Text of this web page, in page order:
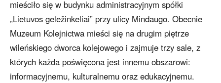
mieściło się w budynku administracyjnym spółki
„Lietuvos geležinkeliai” przy ulicy Mindaugo. Obecnie
Muzeum Kolejnictwa mieści się na drugim piętrze
wileńskiego dworca kolejowego i zajmuje trzy sale, z
których każda poświęcona jest innemu obszarowi:
informacyjnemu, kulturalnemu oraz edukacyjnemu.